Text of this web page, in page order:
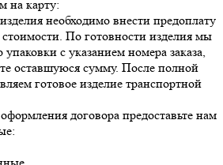
на карту:
необходимо внести предоплату
стоимости. По готовности изделия мы
с указанием номера заказа,
оставшуюся сумму. После полной
готовое изделие транспортной
договора предоставьте нам